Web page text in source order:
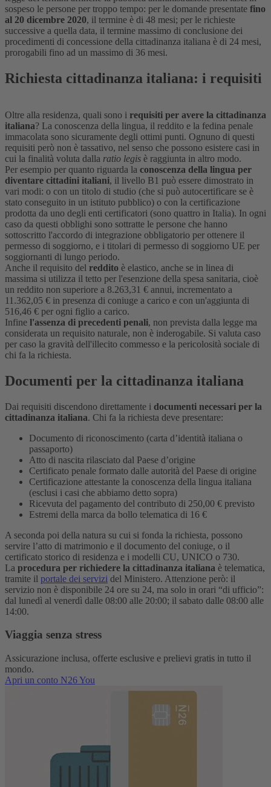
sospeso le persone per troppo tempo: per le domande presentate fino
al 20 dicembre 2020, il termine è di 48 mesi; per le richieste
successive a quella data, il termine massimo di conclusione dei
procedimenti di concessione della cittadinanza italiana è di 24 mesi,
prorogabili fino ad un massimo di 36 mesi.
Richiesta cittadinanza italiana: i requisiti
Oltre alla residenza, quali sono i requisiti per avere la cittadinanza
italiana? La conoscenza della lingua, il reddito e la fedina penale
immacolata sono sicuramente degli ottimi punti. Ognuno di questi
requisiti però non è tassativo, nel senso che possono esistere casi in
cui la finalità voluta dalla ratio legis è raggiunta in altro modo.
Per esempio per quanto riguarda la conoscenza della lingua per
diventare cittadini italiani, il livello B1 può essere dimostrato in
vari modi: o con un titolo di studio (che si può autocertificare se è
stato conseguito in un istituto pubblico) o con la certificazione
prodotta da uno degli enti certificatori (sono quattro in Italia). In ogni
caso da questi obblighi sono sottratte le persone che hanno
sottoscritto l'accordo di integrazione obbligatorio per ottenere il
permesso di soggiorno, e i titolari di permesso di soggiorno UE per
soggiornanti di lungo periodo.
Anche il requisito del reddito è elastico, anche se in linea di
massima si utilizza il tetto per l'esenzione della spesa sanitaria, cioè
un reddito non superiore a 8.263,31 € annui, incrementato a
11.362,05 € in presenza di coniuge a carico e con un'aggiunta di
516,46 € per ogni figlio a carico.
Infine l'assenza di precedenti penali, non prevista dalla legge ma
considerata un requisito naturale, non è inderogabile. Si valuta caso
per caso la gravità dell'illecito commesso e la pericolosità sociale di
chi fa la richiesta.
Documenti per la cittadinanza italiana
Dai requisiti discendono direttamente i documenti necessari per la
cittadinanza italiana. Chi fa la richiesta deve presentare:
Documento di riconoscimento (carta d’identità italiana o
passaporto)
Atto di nascita rilasciato dal Paese d’origine
Certificato penale formato dalle autorità del Paese di origine
Certificazione attestante la conoscenza della lingua italiana
(esclusi i casi che abbiamo detto sopra)
Ricevuta del pagamento del contributo di 250,00 € previsto
Estremi della marca da bollo telematica di 16 €
A seconda poi della natura su cui si fonda la richiesta, possono
servire l’atto di matrimonio e il documento del coniuge, o il
certificato storico di residenza e i modelli CU, UNICO o 730.
La procedura per richiedere la cittadinanza italiana è telematica,
tramite il portale dei servizi del Ministero. Attenzione però: il
servizio non è disponibile 24 ore su 24, ma solo in orari “di ufficio”:
dal lunedì al venerdì dalle 08:00 alle 20:00; il sabato dalle 08:00 alle
14:00.
Viaggia senza stress
Assicurazione inclusa, offerte esclusive e prelievi gratis in tutto il
mondo.
Apri un conto N26 You